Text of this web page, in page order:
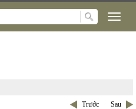
Trước Sau